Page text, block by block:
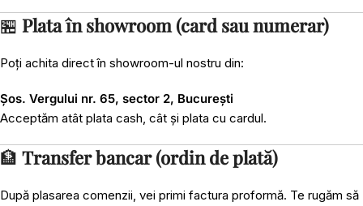
🏪 Plata în showroom (card sau numerar)
Poți achita direct în showroom-ul nostru din:
Șos. Vergului nr. 65, sector 2, București
Acceptăm atât plata cash, cât și plata cu cardul.
🏦 Transfer bancar (ordin de plată)
După plasarea comenzii, vei primi factura proformă. Te rugăm să